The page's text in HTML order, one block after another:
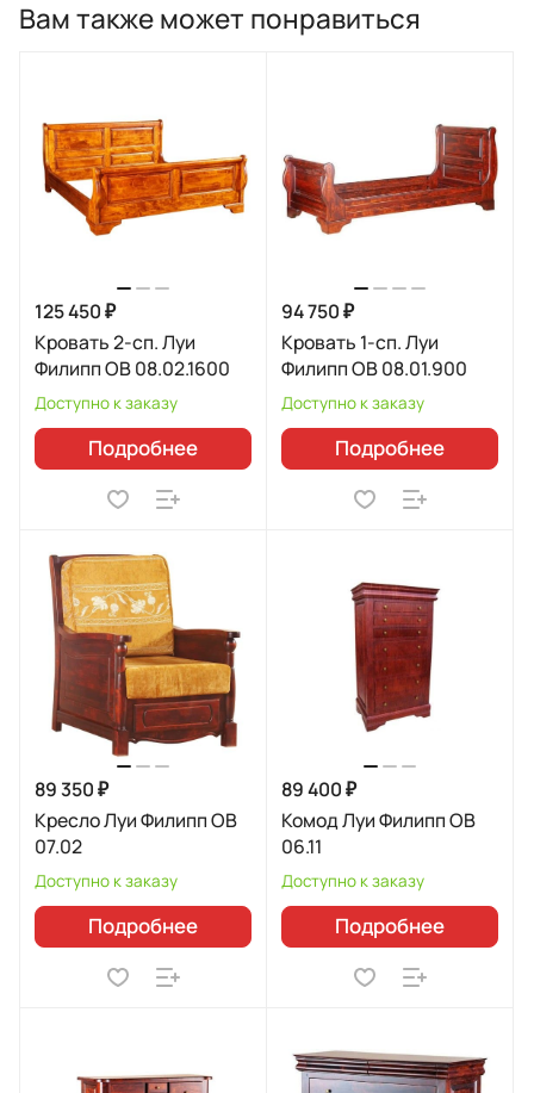
Вам также может понравиться
125 450 ₽
Кровать 2-сп. Луи
Филипп ОВ 08.02.1600
Доступно к заказу
Подробнее
94 750 ₽
Кровать 1-сп. Луи
Филипп ОВ 08.01.900
Доступно к заказу
Подробнее
89 350 ₽
Кресло Луи Филипп ОВ
07.02
Доступно к заказу
Подробнее
89 400 ₽
Комод Луи Филипп ОВ
06.11
Доступно к заказу
Подробнее